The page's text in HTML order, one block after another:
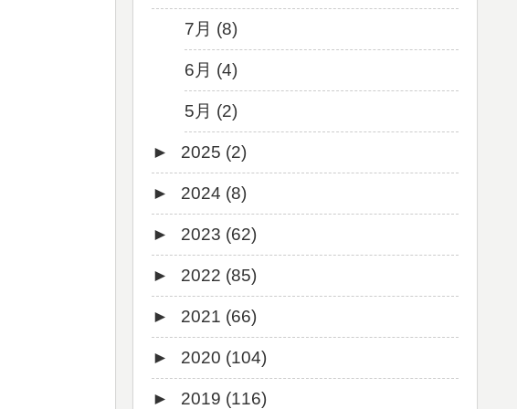
7月 (8)
6月 (4)
5月 (2)
► 2025 (2)
12月 (1)
6月 (1)
► 2024 (8)
8月 (1)
7月 (1)
5月 (2)
4月 (3)
3月 (1)
► 2023 (62)
9月 (1)
8月 (1)
7月 (8)
6月 (5)
► 2022 (85)
12月 (3)
10月 (1)
9月 (4)
► 2021 (66)
12月 (4)
11月 (8)
► 2020 (104)
12月 (7)
► 2019 (116)